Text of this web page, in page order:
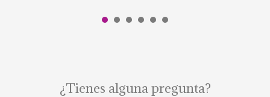
¿Tienes alguna pregunta?